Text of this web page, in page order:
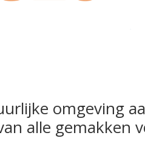
omgeving
alle gemakken